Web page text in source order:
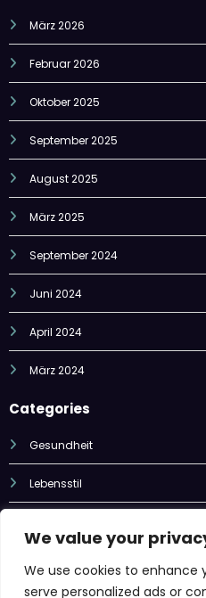
We value your
We use cookies to enhance
serve personalized ads or
März 2026
Februar 2026
Oktober 2025
September 2025
August 2025
März 2025
September 2024
Juni 2024
April 2024
März 2024
Categories
Gesundheit
Lebensstil